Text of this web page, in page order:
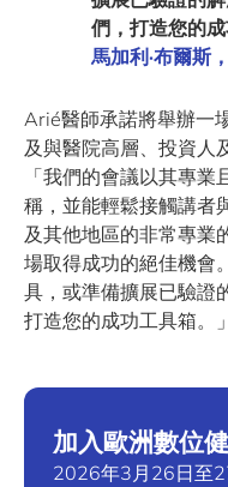
們，打造您的成
馬加利·布爾斯
Arié醫師承諾將舉辦一
及與醫院高層、投資人
「我們的會議以其專
稱，並能輕鬆接觸講者
及其他地區的非常專業
場取得成功的絕佳機會
具，或準備擴展已驗證
打造您的成功工具箱。」
加入歐洲數位
2026年3月26日至